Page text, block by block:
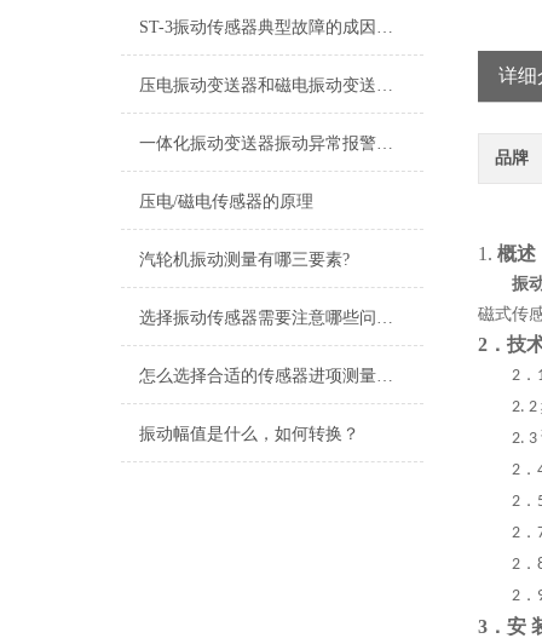
ST-3振动传感器典型故障的成因与对策分享
压电振动变送器和磁电振动变送器在使用上的区别
一体化振动变送器振动异常报警与预警设置技术指南
压电/磁电传感器的原理
汽轮机振动测量有哪三要素?
选择振动传感器需要注意哪些问题？
怎么选择合适的传感器进项测量，减少传感器测试带来的影响？
振动幅值是什么，如何转换？
详细
品牌
1. 概述
振
磁式传
2．技
2 ．
2. 2
2. 3
2 ．
2 ．
2 ．
2 ．
2 ．
3．安